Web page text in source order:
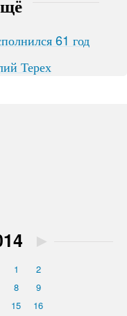
61 год
Терех
►
1
2
8
9
15
16